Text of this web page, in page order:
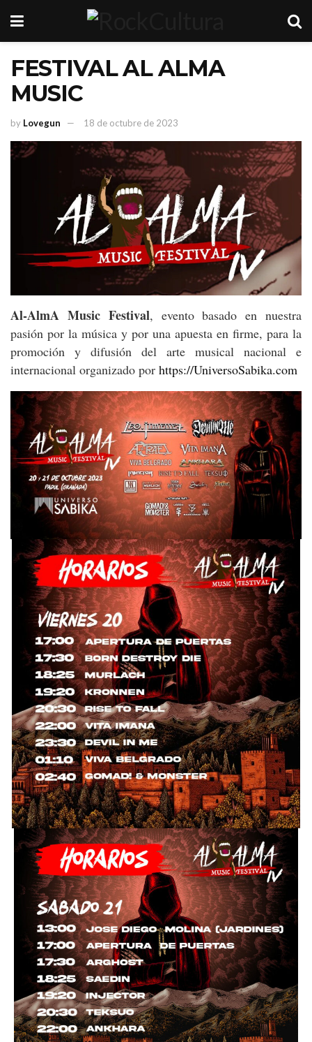
FESTIVAL AL ALMA
MUSIC
by Lovegun 18 de octubre de 2023
Al-AlmA Music Festival, evento basado en nuestra
pasión por la música y por una apuesta en firme, para la
promoción y difusión del arte musical nacional e
internacional organizado por https://UniversoSabika.com